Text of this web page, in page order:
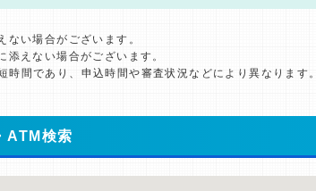
い場合がございます。
えない場合がございます。
間であり、申込時間や審査状況などにより異なります。
ATM検索